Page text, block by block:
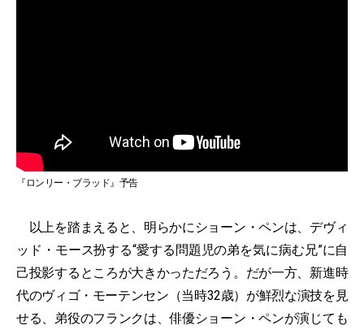
『ロンリー・ブラッド』予告
以上を踏まえると、明らかにショーン・ペンは、デヴィ
ッド・モース扮する“愛する問題児の弟を気に病む兄”に自
己投影するところが大きかっただろう。だが一方、新進時
代のヴィゴ・モーテンセン（当時32歳）が鮮烈な演技を見
せる、弟役のフランクは、俳優ショーン・ペンが演じても